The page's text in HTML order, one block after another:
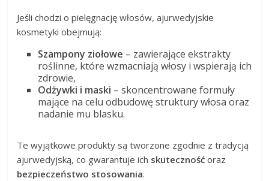
Jeśli chodzi o pielęgnację włosów, ajurwedyjskie
kosmetyki obejmują:
Szampony ziołowe – zawierające ekstrakty
roślinne, które wzmacniają włosy i wspierają ich
zdrowie,
Odżywki i maski – skoncentrowane formuły
mające na celu odbudowę struktury włosa oraz
nadanie mu blasku.
Te wyjątkowe produkty są tworzone zgodnie z tradycją
ajurwedyjską, co gwarantuje ich skuteczność oraz
bezpieczeństwo stosowania.